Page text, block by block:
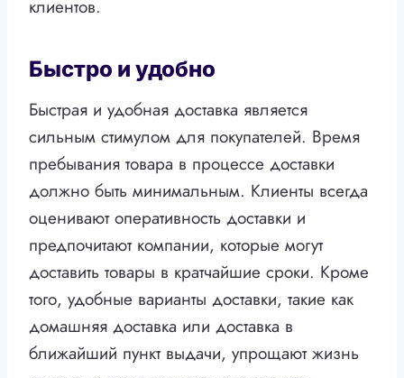
клиентов.
Быстро и удобно
Быстрая и удобная доставка является
сильным стимулом для покупателей. Время
пребывания товара в процессе доставки
должно быть минимальным. Клиенты всегда
оценивают оперативность доставки и
предпочитают компании, которые могут
доставить товары в кратчайшие сроки. Кроме
того, удобные варианты доставки, такие как
домашняя доставка или доставка в
ближайший пункт выдачи, упрощают жизнь